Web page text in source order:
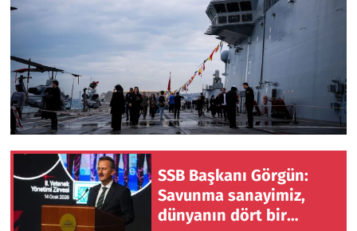
SSB Başkanı Görgün:
Savunma sanayimiz,
dünyanın dört bir